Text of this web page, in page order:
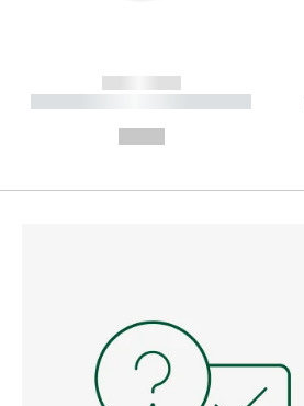
------------
----------- ----------- ----------